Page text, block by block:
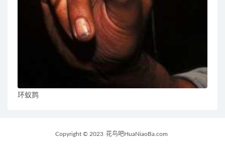
环蚁鹨
Copyright © 2023 花鸟吧HuaNiaoBa.com